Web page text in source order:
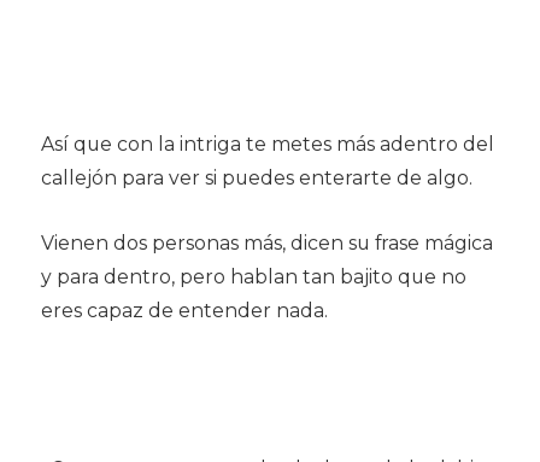
Así que con la intriga te metes más adentro del
callejón para ver si puedes enterarte de algo.
Vienen dos personas más, dicen su frase mágica
y para dentro, pero hablan tan bajito que no
eres capaz de entender nada.